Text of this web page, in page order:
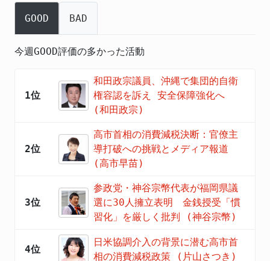
GOOD BAD
今週GOOD評価の多かった活動
1位
和田政宗議員、沖縄で集団的自衛
権容認を訴え 安全保障強化へ
(和田政宗)
2位
高市首相の消費減税決断：官僚主
導打破への挑戦とメディア報道
(高市早苗)
3位
参政党・神谷宗幣代表が福岡県議
選に30人擁立表明 金銭授受「慣
習化」を厳しく批判 (神谷宗幣)
4位
日米協調介入の背景に潜む高市首
相の消費減税政策 (片山さつき)